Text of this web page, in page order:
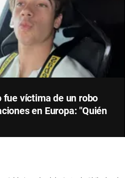
fue víctima de un robo
en Europa: "Quién